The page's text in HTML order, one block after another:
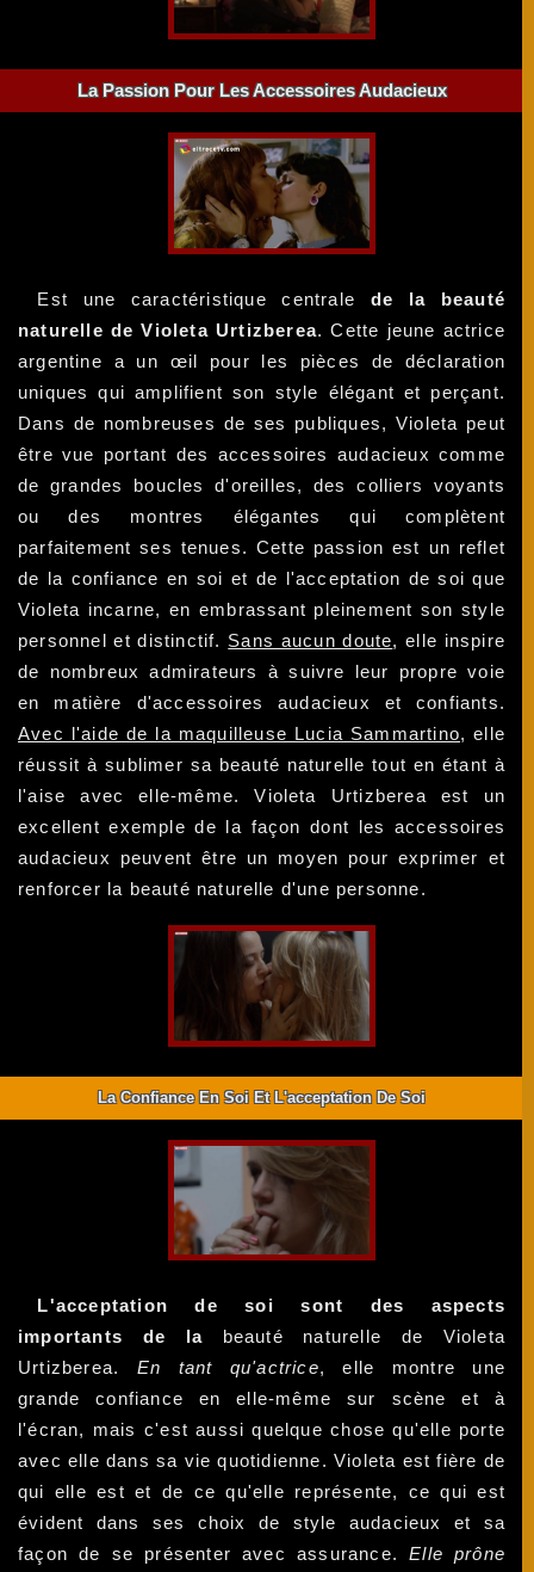
La Passion Pour Les Accessoires Audacieux
Est une caractéristique centrale de la beauté
naturelle de Violeta Urtizberea. Cette jeune actrice
argentine a un œil pour les pièces de déclaration
uniques qui amplifient son style élégant et perçant.
Dans de nombreuses de ses publiques, Violeta peut
être vue portant des accessoires audacieux comme
de grandes boucles d'oreilles, des colliers voyants
ou des montres élégantes qui complètent
parfaitement ses tenues. Cette passion est un reflet
de la confiance en soi et de l'acceptation de soi que
Violeta incarne, en embrassant pleinement son style
personnel et distinctif. Sans aucun doute, elle inspire
de nombreux admirateurs à suivre leur propre voie
en matière d'accessoires audacieux et confiants.
Avec l'aide de la maquilleuse Lucia Sammartino, elle
réussit à sublimer sa beauté naturelle tout en étant à
l'aise avec elle-même. Violeta Urtizberea est un
excellent exemple de la façon dont les accessoires
audacieux peuvent être un moyen pour exprimer et
renforcer la beauté naturelle d'une personne.
La Confiance En Soi Et L'acceptation De Soi
L'acceptation de soi sont des aspects
importants de labeauté naturelle de Violeta
Urtizberea. En tant qu'actrice, elle montre une
grande confiance en elle-même sur scène et à
l'écran, mais c'est aussi quelque chose qu'elle porte
avec elle dans sa vie quotidienne. Violeta est fière de
qui elle est et de ce qu'elle représente, ce qui est
évident dans ses choix de style audacieux et sa
façon de se présenter avec assurance.Elle prône